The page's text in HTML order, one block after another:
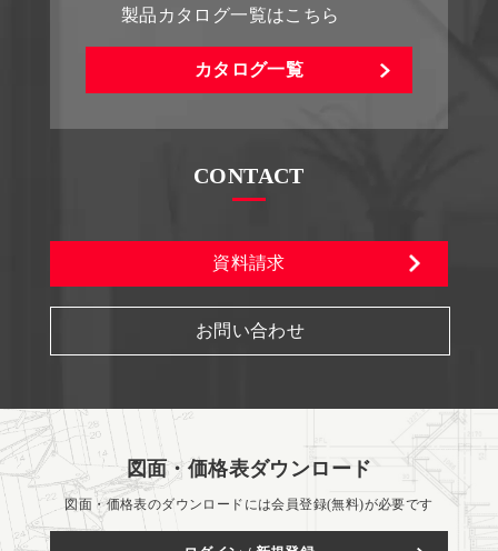
製品カタログ一覧はこちら
カタログ一覧
CONTACT
資料請求
お問い合わせ
図面・価格表ダウンロード
図面・価格表のダウンロードには会員登録(無料)が必要です